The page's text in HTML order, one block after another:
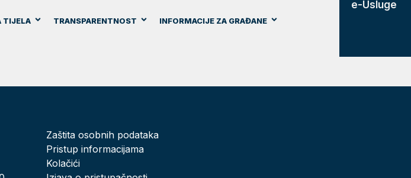
TIJELA TRANSPARENTNOST
INFORMACIJE ZA GRAĐANE
e-Usluge
Zaštita osobnih podataka
Pristup informacijama
Kolačići